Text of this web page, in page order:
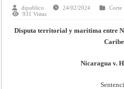
dipublico 24/02/2024
Corte
931 Vistas
Disputa territorial y marítima entre
Caribe
Nicaragua v.